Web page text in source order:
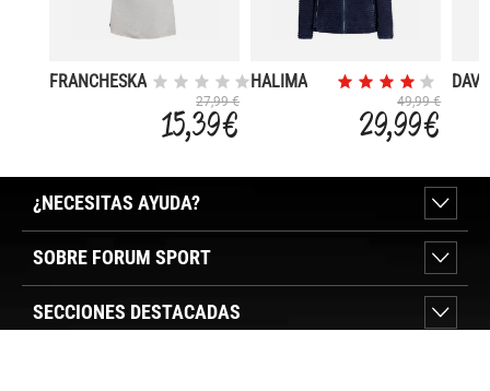
FRANCHESKA
27,99 €
15,39 €
HALIMA
49,99 €
29,99 €
¿NECESITAS AYUDA?
SOBRE FORUM SPORT
SECCIONES DESTACADAS